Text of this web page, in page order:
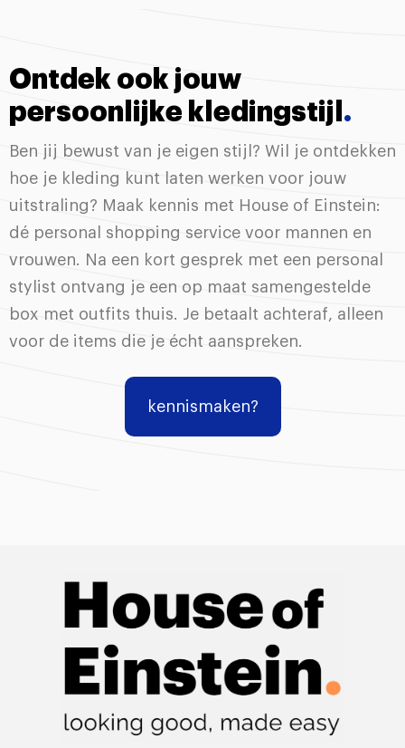
Ontdek ook jouw
persoonlijke kledingstijl .
Ben jij bewust van je eigen stijl? Wil je ontdekken
hoe je kleding kunt laten werken voor jouw
uitstraling? Maak kennis met House of Einstein:
dé personal shopping service voor mannen en
vrouwen. Na een kort gesprek met een personal
stylist ontvang je een op maat samengestelde
box met outfits thuis. Je betaalt achteraf, alleen
voor de items die je écht aanspreken.
kennismaken?